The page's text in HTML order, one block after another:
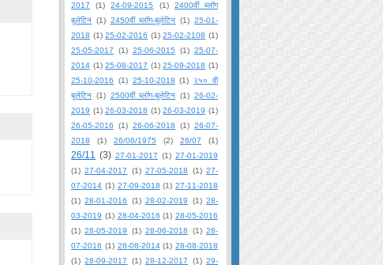
2017
(1) 24-09-2015 (1)
2400वीं ब्लॉग
बुलेटिन (1) 2450वीं ब्लॉग-बुलेटिन (1) 25-01-
2018 (1) 25-02-2016 (1) 25-02-2108 (1)
25-05-2017
(1) 25-06-2015 (1) 25-07-
2014 (1) 25-08-2017 (1) 25-09-2018 (1)
25-10-2016
(1) 25-10-2018 (1)
२५० वी
बुलेटिन (1) 2500वीं ब्लॉग-बुलेटिन (1) 26-02-
2019 (1) 26-03-2018 (1) 26-03-2019 (1)
26-05-2016
(1) 26-06-2018 (1) 26-07-
2018
(1) 26/06/1975 (2) 26/07 (1)
26/11 (3) 27-01-2017 (1) 27-01-2019
(1) 27-04-2017 (1) 27-05-2018 (1) 27-
07-2014 (1) 27-09-2018 (1) 27-11-2018
(1) 28-01-2016 (1) 28-02-2019 (1) 28-
03-2019 (1) 28-04-2016 (1) 28-05-2016
(1) 28-05-2019 (1) 28-06-2018 (1) 28-
07-2016 (1) 28-08-2014 (1) 28-08-2018
(1) 28-09-2017 (1) 28-12-2017 (1) 29-